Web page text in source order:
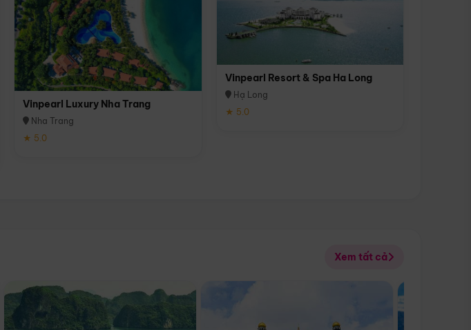
Vinpearl Luxury Nha Trang
Nha Trang
★ 5.0
Vinpearl Resort & Spa Ha Long
Hạ Long
★ 5.0
Xem tất cả